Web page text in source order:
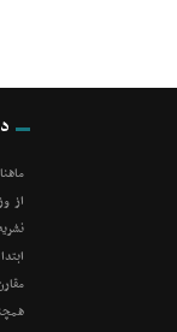
ماهنامه
از